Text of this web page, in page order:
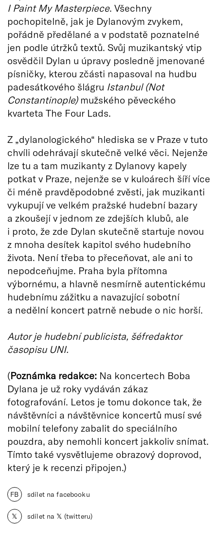
I Paint My Masterpiece. Všechny
pochopitelně, jak je Dylanovým zvykem,
pořádně předělané a v podstatě poznatelné
jen podle útržků textů. Svůj muzikantský vtip
osvědčil Dylan u úpravy posledně jmenované
písničky, kterou zčásti napasoval na hudbu
padesátkového šlágru Istanbul (Not
Constantinople)mužského pěveckého
kvarteta The Four Lads.
Z „dylanologického“ hlediska se v Praze v tuto
chvíli odehrávají skutečně velké věci. Nejenže
lze tu a tam muzikanty z Dylanovy kapely
potkat v Praze, nejenže se v kuloárech šíří více
či méně pravděpodobné zvěsti, jak muzikanti
vykupují ve velkém pražské hudební bazary
a zkoušejí v jednom ze zdejších klubů, ale
i proto, že zde Dylan skutečně startuje novou
z mnoha desítek kapitol svého hudebního
života. Není třeba to přeceňovat, ale ani to
nepodceňujme. Praha byla přítomna
výbornému, a hlavně nesmírně autentickému
hudebnímu zážitku a navazující sobotní
a nedělní koncert patrně nebude o nic horší.
Autor je hudební publicista, šéfredaktor
časopisu UNI.
(Poznámka redakce: Na koncertech Boba
Dylana je už roky vydáván zákaz
fotografování. Letos je tomu dokonce tak, že
návštěvníci a návštěvnice koncertů musí své
mobilní telefony zabalit do speciálního
pouzdra, aby nemohli koncert jakkoliv snímat.
Tímto také vysvětlujeme obrazový doprovod,
který je k recenzi připojen.)
FB sdílet na facebooku
𝕏 sdílet na 𝕏 (twitteru)